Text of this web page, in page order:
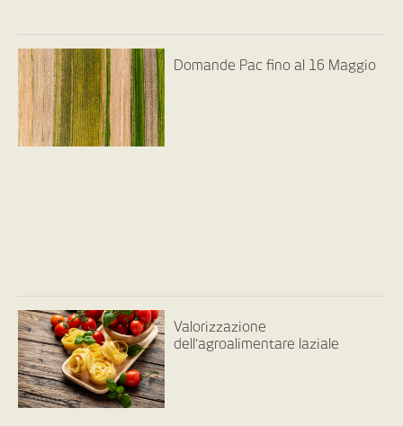
Domande Pac fino al 16 Maggio
Valorizzazione
dell’agroalimentare laziale